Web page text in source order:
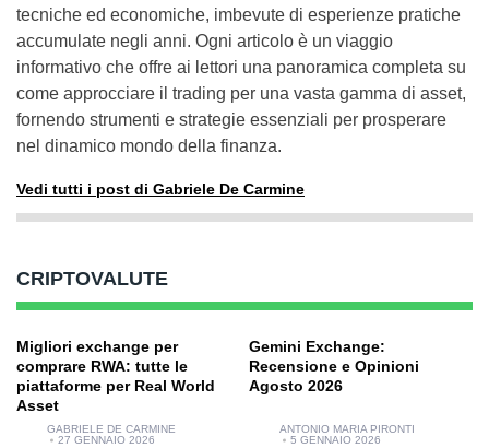
tecniche ed economiche, imbevute di esperienze pratiche
accumulate negli anni. Ogni articolo è un viaggio
informativo che offre ai lettori una panoramica completa su
come approcciare il trading per una vasta gamma di asset,
fornendo strumenti e strategie essenziali per prosperare
nel dinamico mondo della finanza.
Vedi tutti i post di Gabriele De Carmine
CRIPTOVALUTE
Migliori exchange per
comprare RWA: tutte le
piattaforme per Real World
Asset
GABRIELE DE CARMINE
27 GENNAIO 2026
Gemini Exchange:
Recensione e Opinioni
Agosto 2026
ANTONIO MARIA PIRONTI
5 GENNAIO 2026